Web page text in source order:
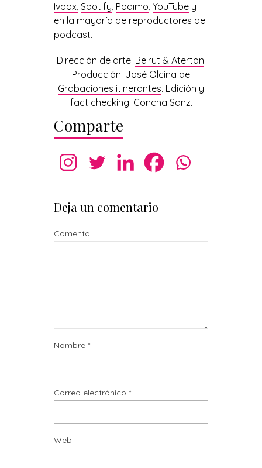
Ivoox, Spotify, Podimo, YouTubey
en la mayoría de reproductores de
podcast.
Dirección de arte: Beirut & Aterton.
Producción: José Olcina de
Grabaciones itinerantes. Edición y
fact checking: Concha Sanz.
Comparte
Deja un comentario
Comenta
Nombre *
Correo electrónico *
Web